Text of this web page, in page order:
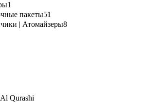
1
пакеты51
| Атомайзеры8
Qurashi